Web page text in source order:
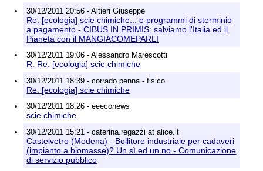
30/12/2011 20:56 - Altieri Giuseppe
Re: [ecologia] scie chimiche... e programmi di sterminio
a pagamento - CIBUS IN PRIMIS: salviamo l'Italia ed il
Pianeta con il MANGIACOMEPARLI
30/12/2011 19:06 - Alessandro Marescotti
R: Re: [ecologia] scie chimiche
30/12/2011 18:39 - corrado penna - fisico
Re: [ecologia] scie chimiche
30/12/2011 18:26 - eeeconews
scie chimiche
30/12/2011 15:21 - caterina.regazzi at alice.it
Castelvetro (Modena) - Bollitore industriale per cadaveri
(impianto a biomasse)? Un sì ed un no - Comunicazione
di servizio pubblico